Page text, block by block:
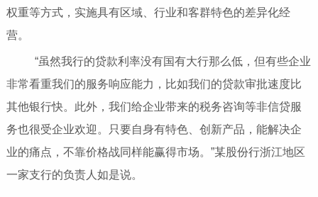
权重等方式，实施具有区域、行业和客群特色的差异化经
营。
“虽然我行的贷款利率没有国有大行那么低，但有些企业
非常看重我们的服务响应能力，比如我们的贷款审批速度比
其他银行快。此外，我们给企业带来的税务咨询等非信贷服
务也很受企业欢迎。只要自身有特色、创新产品，能解决企
业的痛点，不靠价格战同样能赢得市场。”某股份行浙江地区
一家支行的负责人如是说。